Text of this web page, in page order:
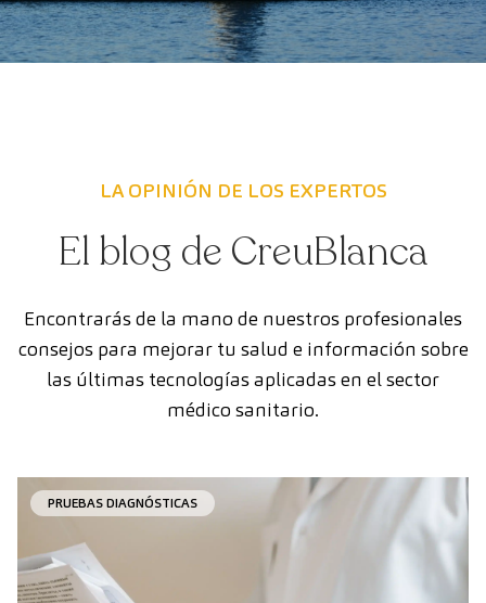
LA OPINIÓN DE LOS EXPERTOS
El blog de CreuBlanca
Encontrarás de la mano de nuestros profesionales
consejos para mejorar tu salud e información sobre
las últimas tecnologías aplicadas en el sector
médico sanitario.
PRUEBAS DIAGNÓSTICAS